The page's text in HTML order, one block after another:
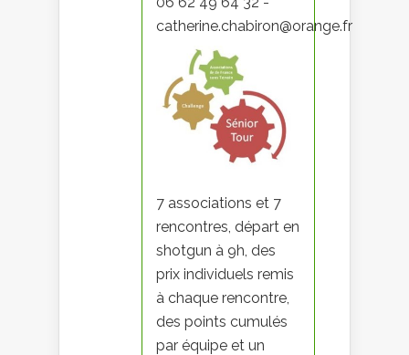
catherine.chabiron@orange.fr
7 associations et 7
rencontres, départ en
shotgun à 9h, des
prix individuels remis
à chaque rencontre,
des points cumulés
par équipe et un